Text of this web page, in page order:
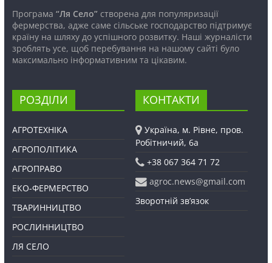
Програма “Ля Село”створена для популяризації
фермерства, адже саме сільське господарство підтримує
країну на шляху до успішного розвитку. Наші журналісти
зроблять усе, щоб перебування на нашому сайті було
максимально інформативним та цікавим.
РОЗДІЛИ
АГРОТЕХНІКА
АГРОПОЛІТИКА
АГРОПРАВО
ЕКО-ФЕРМЕРСТВО
ТВАРИННИЦТВО
РОСЛИННИЦТВО
ЛЯ СЕЛО
КОНТАКТИ
Україна, м. Рівне, пров.
Робітничий, 6а
+38 067 364 71 72
agroc.news@gmail.com
Зворотній зв’язок